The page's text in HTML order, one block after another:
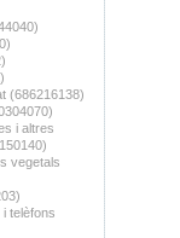
(686216138)
i altres
vegetals
telèfons